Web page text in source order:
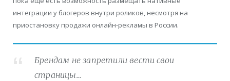
интеграции у блогеров внутри роликов, несмотря на
приостановку продажи онлайн-рекламы в России.
Брендам не запретили вести свои
страницы…